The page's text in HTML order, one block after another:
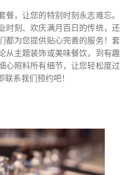
餐，让您的特别时刻永志难忘。
时刻、欢庆满月百日的传统，还
都为您提供贴心完善的服务！套
从主题装饰或美味餐饮，到有趣
心照料所有细节，让您轻松度过
系我们预约吧！